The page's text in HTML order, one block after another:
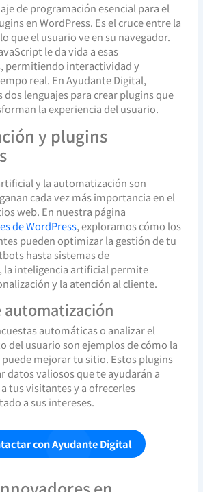
de programación esencial para el
en WordPress. Es el cruce entre la
que el usuario ve en su navegador.
le da vida a esas
permitiendo interactividad y
real. En Ayudante Digital,
lenguajes para crear plugins que
la experiencia del usuario.
y plugins
y la automatización son
cada vez más importancia en el
web. En nuestra página
de WordPress, exploramos cómo los
pueden optimizar la gestión de tu
hasta sistemas de
la inteligencia artificial permite
y la atención al cliente.
automatización
automáticas o analizar el
del usuario son ejemplos de cómo la
mejorar tu sitio. Estos plugins
datos valiosos que te ayudarán a
tus visitantes y a ofrecerles
a sus intereses.
con Ayudante Digital